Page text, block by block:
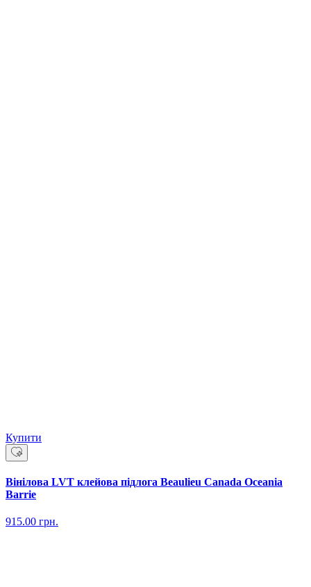
Купити
Вінілова LVT клейова підлога Beaulieu Canada Oceania
Barrie
915.00 грн.